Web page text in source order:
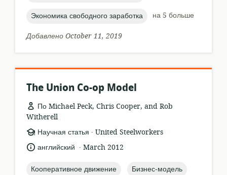
topic:
Экономика свободного заработка
на 5 больше
Добавлено October 11, 2019
The Union Co-op Model
По Michael Peck, Chris Cooper, and Rob
Witherell
формат
ресурса:
Научная статья .
издатель:
United Steelworkers
язык:английский .
опубликовано
March 2012
topic:
Кооперативное движение topic:
Бизнес-модель